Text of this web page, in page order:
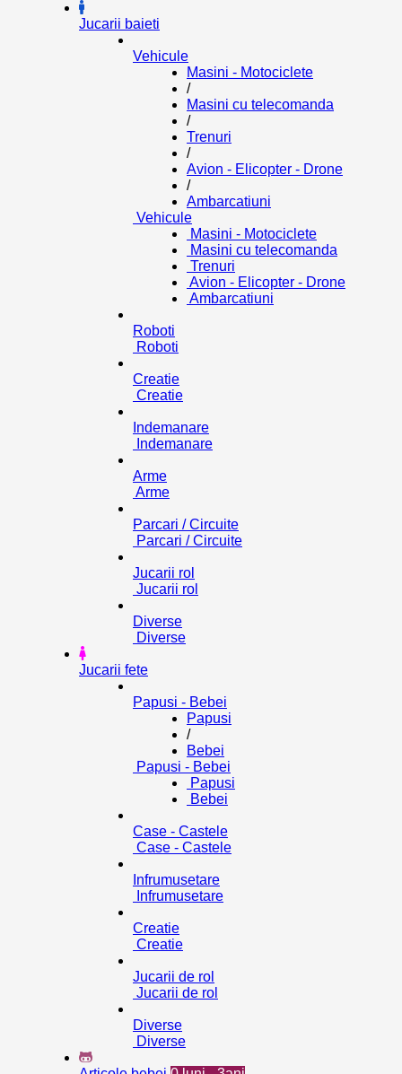
Jucarii baieti
Vehicule
Masini - Motociclete
/
Masini cu telecomanda
/
Trenuri
/
Avion - Elicopter - Drone
/
Ambarcatiuni
Vehicule
Masini - Motociclete
Masini cu telecomanda
Trenuri
Avion - Elicopter - Drone
Ambarcatiuni
Roboti
Roboti
Creatie
Creatie
Indemanare
Indemanare
Arme
Arme
Parcari / Circuite
Parcari / Circuite
Jucarii rol
Jucarii rol
Diverse
Diverse
Jucarii fete
Papusi - Bebei
Papusi
/
Bebei
Papusi - Bebei
Papusi
Bebei
Case - Castele
Case - Castele
Infrumusetare
Infrumusetare
Creatie
Creatie
Jucarii de rol
Jucarii de rol
Diverse
Diverse